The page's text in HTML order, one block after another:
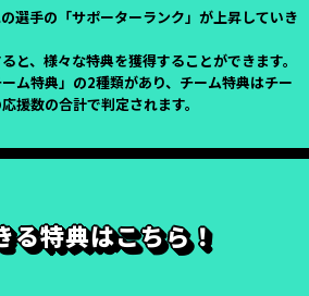
選手の「サポーターランク」が上昇していき
と、様々な特典を獲得することができます。
ム特典」の2種類があり、チーム特典はチー
援数の合計で判定されます。
る特典はこちら！